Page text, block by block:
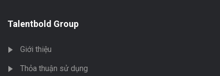
Talentbold Group
Giới thiệu
Thỏa thuận sử dụng